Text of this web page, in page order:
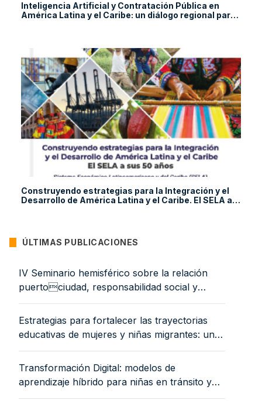
Inteligencia Artificial y Contratación Pública en
América Latina y el Caribe: un diálogo regional para
Construyendo estrategias para la Integración y el
Desarrollo de América Latina y el Caribe. El SELA a
ÚLTIMAS PUBLICACIONES
IV Seminario hemisférico sobre la relación
puertociudad, responsabilidad social y
equidad de género: proyectando ciudades
portuarias más humanas, sostenibles y
resilientes. Relatoría. 13 y 14 de noviembre de
Estrategias para fortalecer las trayectorias
educativas de mujeres y niñas migrantes: una
mirada desde el Panorama Social de América
Latina y el Caribe 2025
Transformación Digital: modelos de
aprendizaje híbrido para niñas en tránsito y
reducción de la brecha digital